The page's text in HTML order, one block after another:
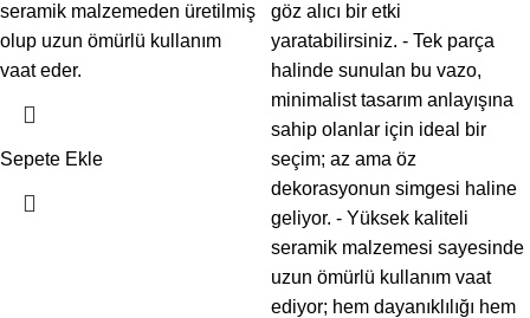
seramik malzemeden üretilmiş
olup uzun ömürlü kullanım
vaat eder.
Sepete Ekle
göz alıcı bir etki
yaratabilirsiniz. - Tek parça
halinde sunulan bu vazo,
minimalist tasarım anlayışına
sahip olanlar için ideal bir
seçim; az ama öz
dekorasyonun simgesi haline
geliyor. - Yüksek kaliteli
seramik malzemesi sayesinde
uzun ömürlü kullanım vaat
ediyor; hem dayanıklılığı hem